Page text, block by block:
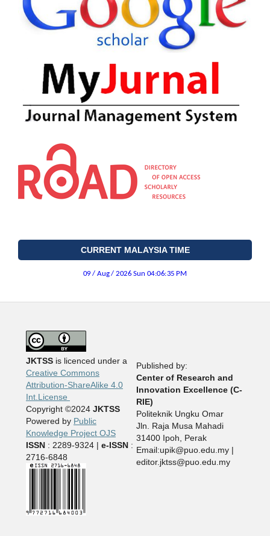
CURRENT MALAYSIA TIME
JKTSSis licenced under a
Creative Commons
Attribution-ShareAlike 4.0
Int.License
Copyright ©2024 JKTSS
Powered by Public
Knowledge Project OJS
ISSN: 2289-9324 | e-ISSN:
2716-6848
Published by:
Center of Research and
Innovation Excellence (C-
RIE)
Politeknik Ungku Omar
Jln. Raja Musa Mahadi
31400 Ipoh, Perak
Email:upik@puo.edu.my |
editor.jktss@puo.edu.my